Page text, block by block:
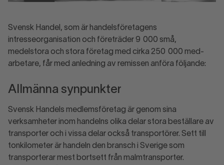
Svensk Handel, som är handelsföretagens
intresseorganisation och före­träder 9 000 små,
medelstora och stora företag med cirka 250 000 med­
arbetare, får med anledning av remissen anföra följande:
Allmänna synpunkter
Svensk Handels medlemsföretag är genom sina
verksamheter inom handelns olika delar stora beställare av
transporter och i vissa delar också transportörer. Sett till
tonkilometer är handeln den bransch i Sverige som
transporterar mest bortsett från malmtransporter.